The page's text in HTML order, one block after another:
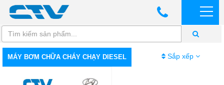
MÁY BƠM CHỮA CHÁY CHẠY DIESEL Sắp xếp